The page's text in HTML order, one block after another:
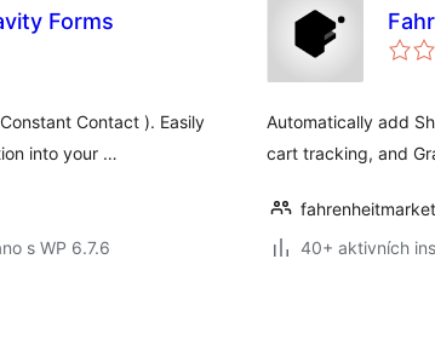
Forms
Contact ). Easily
into your …
s WP 6.7.6
Automatically add
cart tracking, and
40+ aktivních